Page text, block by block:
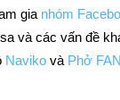
gia nhóm
và các vấn đề
Naviko và Phở